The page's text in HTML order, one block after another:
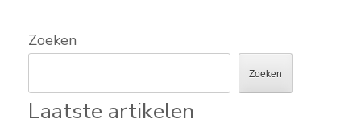
Zoeken
Zoeken
Laatste artikelen